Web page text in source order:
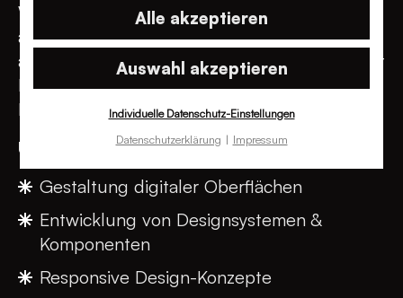
Alle akzeptieren
Auswahl akzeptieren
Individuelle Datenschutz-Einstellungen
Datenschutzerklärung
Impressum
Wir schaffen Interfaces, die einfach gut
aussehen und einwandfrei funktionieren –
auf allen Devices, für alle Nutzergruppen. Mit
Liebe zum Detail und einem Auge für
Markenästhetik.
Unsere Leistungen im UI-Design:
Gestaltung digitaler Oberflächen
Entwicklung von Designsystemen &
Komponenten
Responsive Design-Konzepte